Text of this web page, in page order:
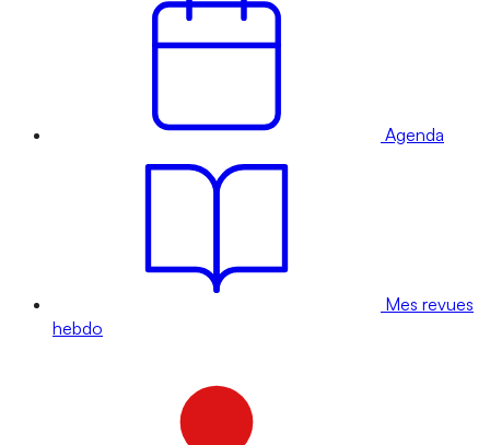
Agenda
Mes revues
hebdo